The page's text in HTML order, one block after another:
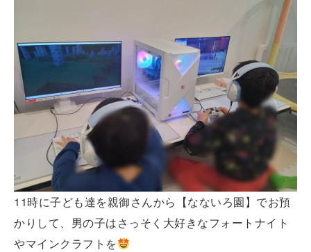
11時に子ども達を親御さんから【なないろ園】でお預
かりして、男の子はさっそく大好きなフォートナイト
やマインクラフトを